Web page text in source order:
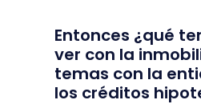
Entonces ¿qué
ver con la
temas con la
los créditos